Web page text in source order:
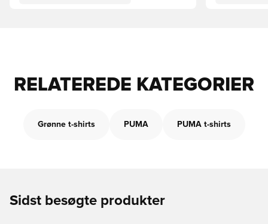
RELATEREDE KATEGORIER
Grønne t-shirts PUMA PUMA t-shirts
Sidst besøgte produkter